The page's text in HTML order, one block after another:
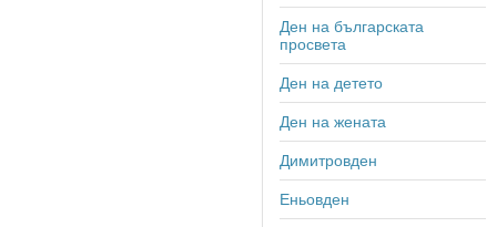
Ден на българската
просвета
Ден на детето
Ден на жената
Димитровден
Еньовден